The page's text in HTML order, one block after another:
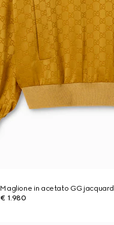
Maglione in acetato GG jacquard
€ 1.980